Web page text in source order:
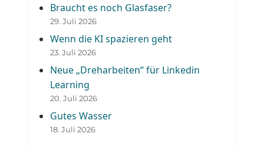
Braucht es noch Glasfaser?
29. Juli 2026
Wenn die KI spazieren geht
23. Juli 2026
Neue „Dreharbeiten“ für Linkedin
Learning
20. Juli 2026
Gutes Wasser
18. Juli 2026